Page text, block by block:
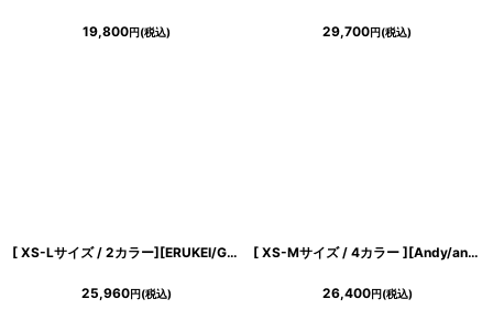
19,800円(税込) 29,700円(税込)
[ XS-Lサイズ / 2カラー][ERUKEI/GINZA COUTURE]チェック柄・ツイード・ノースリーブ・ビジューボタン・ポケット・Aライン・ミニドレス・ワンピース[送料無料]
25,960円(税込)
[ XS-Mサイズ / 4カラー ][Andy/an][an]ワンカラー・チェーン・バックリボン・袖あり・半袖・タイト・ミニドレス・キャバドレス《送料＆代引き手数料無料》
26,400円(税込)